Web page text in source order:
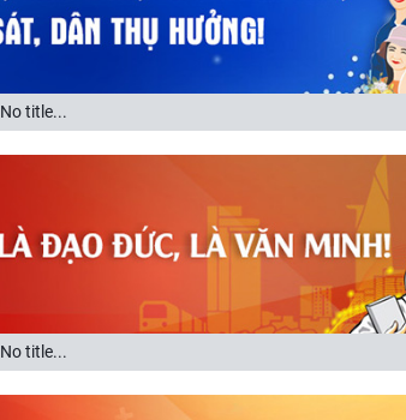
No title...
No title...